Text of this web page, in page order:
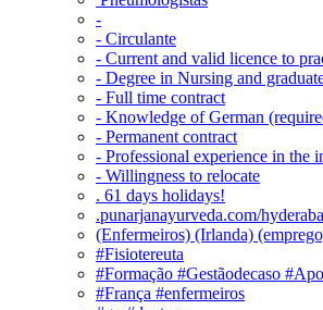
-
- Circulante
- Current and valid licence to
- Degree in Nursing and
- Full time contract
- Knowledge of German
- Permanent contract
- Professional experience in the
- Willingness to relocate
. 61 days holidays!
.punarjanayurveda.com/
(Enfermeiros) (Irlanda)
#Fisiotereuta
#Formação #Gestãodecaso
#França #enfermeiros